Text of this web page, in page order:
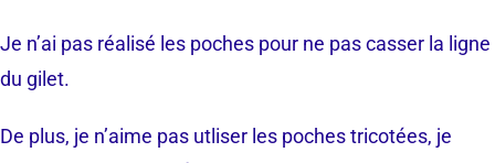
Je n’ai pas réalisé les poches pour ne pas casser la ligne
du gilet.
De plus, je n’aime pas utliser les poches tricotées, je